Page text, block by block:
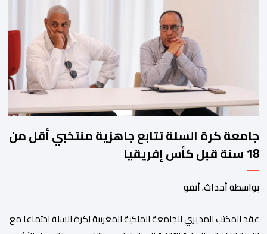
ولم تخل هذه الدورة من مؤشرات إيجابية على مستوى تنوعالمشاركة،
وتبرز هذه الأرقام الحجم الكبير الذي باتت تعرفه تظاهرةالتبوريدة
ومن المرتقب أن تعرف فعاليات الموسم إقبالا جماهيريا
واسعا،في ظل الشغف الكبير الذي يحظى به فن التبوريدة، باعتبارهأحد
جامعة كرة السلة تتابع جاهزية منتخبي أقل من
18 سنة قبل كأس إفريقيا
بواسطة أحداث. أنفو
عقد المكتب المديري للجامعة الملكية المغربية لكرة السلة اجتماعا مع